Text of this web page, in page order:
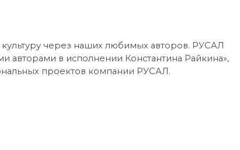
культуру через наших любимых авторов. РУСАЛ
авторами в исполнении Константина Райкина»,
проектов компании РУСАЛ.